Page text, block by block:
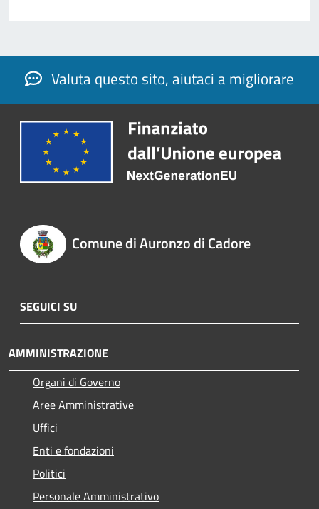
Valuta questo sito, aiutaci a migliorare
Comune di Auronzo di Cadore
SEGUICI SU
AMMINISTRAZIONE
Organi di Governo
Aree Amministrative
Uffici
Enti e fondazioni
Politici
Personale Amministrativo